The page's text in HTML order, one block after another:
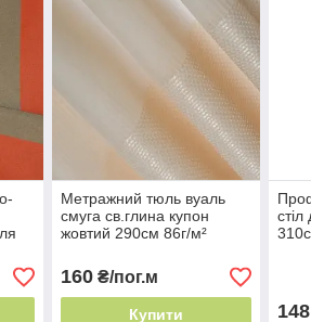
Метражний тюль вуаль
смуга св.глина купон
жовтий 290см 86г/м²
напівпрозорий
160₴/пог.м
Купити
стіл
148